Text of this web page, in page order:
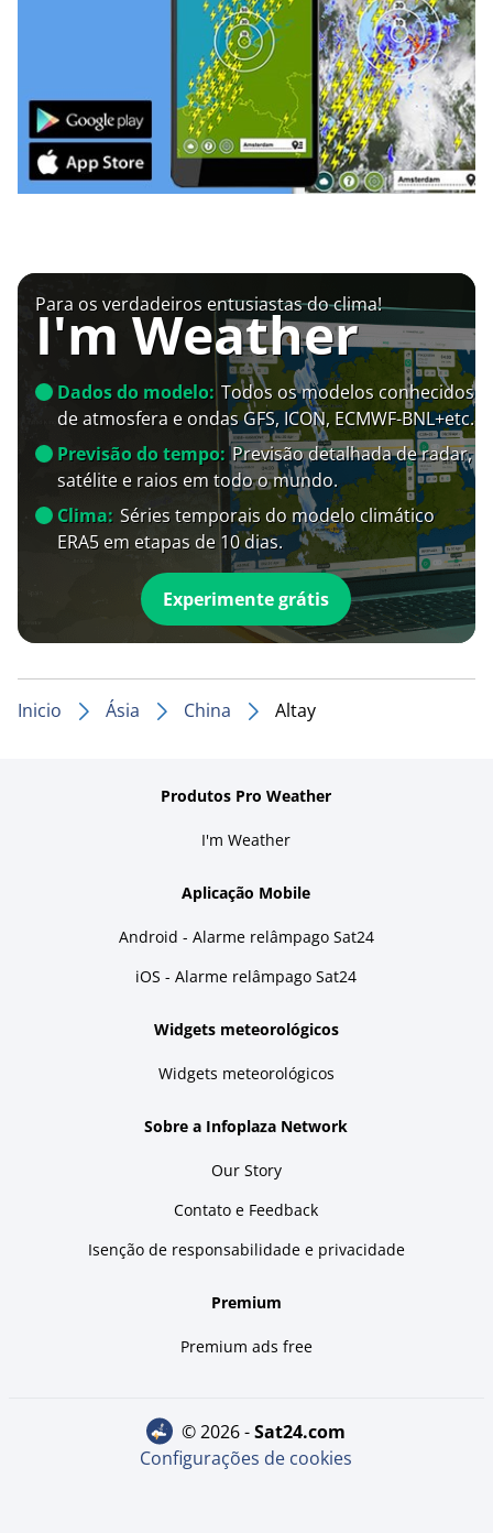
Para os verdadeiros entusiastas do clima!
I'm Weather
Dados do modelo: Todos os modelos conhecidos
de atmosfera e ondas GFS, ICON, ECMWF-BNL+etc.
Previsão do tempo: Previsão detalhada de radar,
satélite e raios em todo o mundo.
Clima: Séries temporais do modelo climático
ERA5 em etapas de 10 dias.
Experimente grátis
Inicio Ásia China Altay
Produtos Pro Weather
I'm Weather
Aplicação Mobile
Android - Alarme relâmpago Sat24
iOS - Alarme relâmpago Sat24
Widgets meteorológicos
Widgets meteorológicos
Sobre a Infoplaza Network
Our Story
Contato e Feedback
Isenção de responsabilidade e privacidade
Premium
Premium ads free
© 2026 - sat24.com
Configurações de cookies